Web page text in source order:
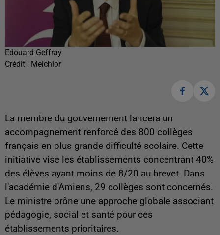
Edouard Geffray
Crédit : Melchior
La membre du gouvernement lancera un
accompagnement renforcé des 800 collèges
français en plus grande difficulté scolaire. Cette
initiative vise les établissements concentrant 40%
des élèves ayant moins de 8/20 au brevet. Dans
l'académie d'Amiens, 29 collèges sont concernés.
Le ministre prône une approche globale associant
pédagogie, social et santé pour ces
établissements prioritaires.